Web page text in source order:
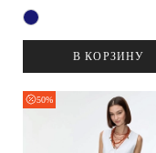
В КОРЗИНУ
50%